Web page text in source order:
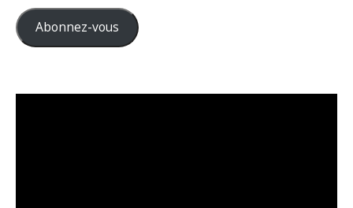
mail
Abonnez-vous